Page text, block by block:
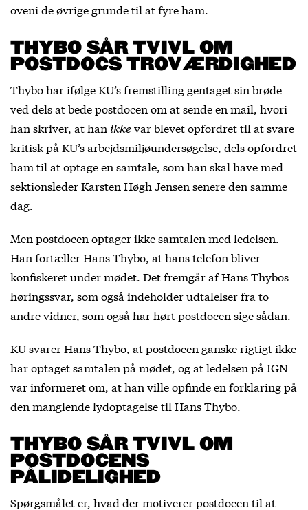
oveni de øvrige grunde til at fyre ham.
THYBO SÅR TVIVL OM
POSTDOCS TROVÆRDIGHED
Thybo har ifølge KU’s fremstilling gentaget sin brøde
ved dels at bede postdocen om at sende en mail, hvori
han skriver, at han ikkevar blevet opfordret til at svare
kritisk på KU’s arbejdsmiljøundersøgelse, dels opfordret
ham til at optage en samtale, som han skal have med
sektionsleder Karsten Høgh Jensen senere den samme
dag.
Men postdocen optager ikke samtalen med ledelsen.
Han fortæller Hans Thybo, at hans telefon bliver
konfiskeret under mødet. Det fremgår af Hans Thybos
høringssvar, som også indeholder udtalelser fra to
andre vidner, som også har hørt postdocen sige sådan.
KU svarer Hans Thybo, at postdocen ganske rigtigt ikke
har optaget samtalen på mødet, og at ledelsen på IGN
var informeret om, at han ville opfinde en forklaring på
den manglende lydoptagelse til Hans Thybo.
THYBO SÅR TVIVL OM
POSTDOCENS
PÅLIDELIGHED
Spørgsmålet er, hvad der motiverer postdocen til at